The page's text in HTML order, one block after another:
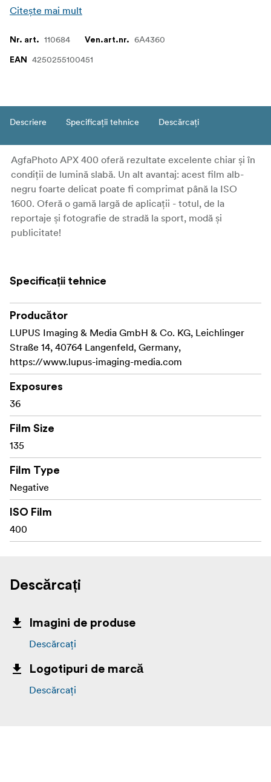
Citește mai mult
Nr. art. 110684 Ven.art.nr. 6A4360
EAN 4250255100451
Descriere Specificații tehnice Descărcați
AgfaPhoto APX 400 oferă rezultate excelente chiar și în
condiții de lumină slabă. Un alt avantaj: acest film alb-
negru foarte delicat poate fi comprimat până la ISO
1600. Oferă o gamă largă de aplicații - totul, de la
reportaje și fotografie de stradă la sport, modă și
publicitate!
Specificații tehnice
Producător
LUPUS Imaging & Media GmbH & Co. KG, Leichlinger
Straße 14, 40764 Langenfeld, Germany,
https://www.lupus-imaging-media.com
Exposures
36
Film Size
135
Film Type
Negative
ISO Film
400
Descărcați
Imagini de produse
Descărcați
Logotipuri de marcă
Descărcați